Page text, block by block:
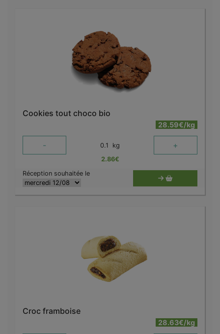
Cookies tout choco bio
28.59€/kg
- 0.1 kg +
2.86€
Réception souhaitée le
Croc framboise
28.63€/kg